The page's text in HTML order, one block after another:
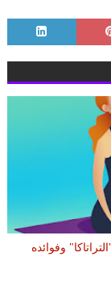
وفوائده